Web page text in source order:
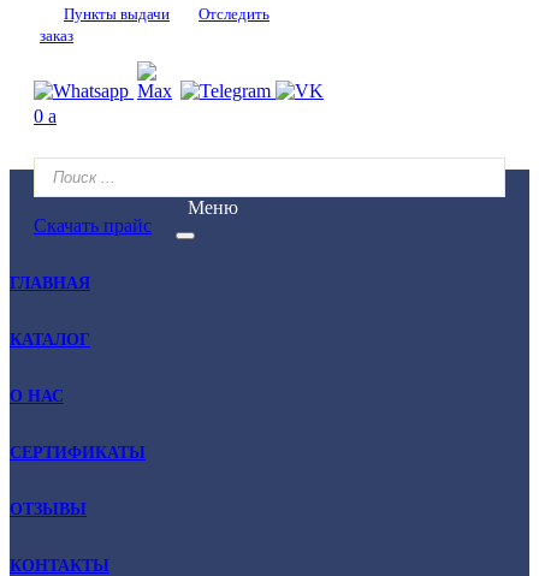
Пункты выдачи
Отследить
заказ
0 a
Скачать прайс
Меню
ГЛАВНАЯ
КАТАЛОГ
О НАС
СЕРТИФИКАТЫ
ОТЗЫВЫ
КОНТАКТЫ